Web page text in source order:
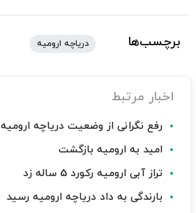
برچسب‌ها دریاچه ارومیه
اخبار مرتبط
رفع نگرانی از وضعیت دریاچه ارومیه
امید به ارومیه بازگشت
تراز آبی ارومیه رکورد 5 ساله زد
بارندگی به داد دریاچه ارومیه رسید